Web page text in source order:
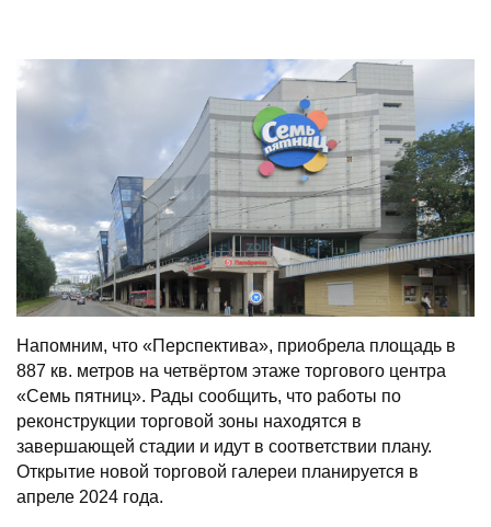
Напомним, что «Перспектива», приобрела площадь в
887 кв. метров на четвёртом этаже торгового центра
«Семь пятниц». Рады сообщить, что работы по
реконструкции торговой зоны находятся в
завершающей стадии и идут в соответствии плану.
Открытие новой торговой галереи планируется в
апреле 2024 года.